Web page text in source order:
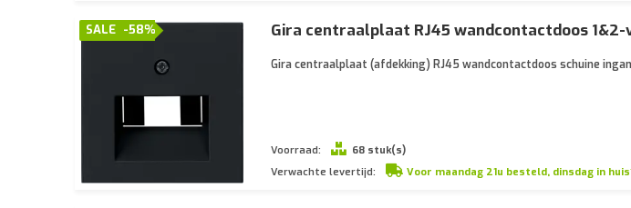
-58%
SALE Gira centraalplaat RJ45 wandcontactdoos
Gira centraalplaat (afdekking) RJ45 wandcontactdoos schuine
Voorraad:
68 stuk(s)
Verwachte levertijd:
Voor maandag 21u besteld, dinsdag in